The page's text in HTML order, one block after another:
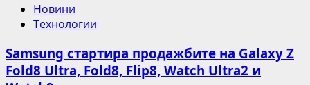
Новини
Технологии
Samsung стартира продажбите на Galaxy Z
Fold8 Ultra, Fold8, Flip8, Watch Ultra2 и